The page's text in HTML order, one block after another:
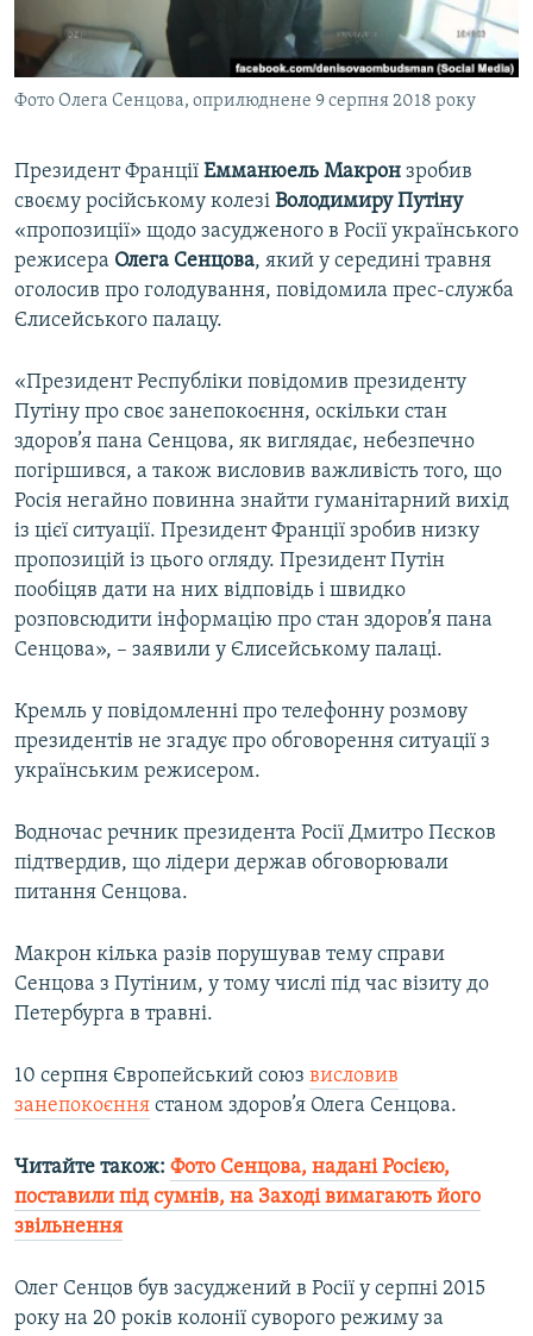
ВІДЕОУРОКИ «ELIFBE»
СВІДЧЕННЯ ОКУПАЦІЇ
УКРАЇНСЬКА ПРОБЛЕМА КРИМУ
Русский
Qırımtatar
Усі сайти RFE/RL
Фото Олега Сенцова, оприлюднене 9 серпня 2018 року
Президент Франції Емманюель Макрон зробив
своєму російському колезі Володимиру Путіну
«пропозиції» щодо засудженого в Росії українського
режисера Олега Сенцова, який у середині травня
оголосив про голодування, повідомила прес-служба
Єлисейського палацу.
«Президент Республіки повідомив президенту
Путіну про своє занепокоєння, оскільки стан
здоров’я пана Сенцова, як виглядає, небезпечно
погіршився, а також висловив важливість того, що
Росія негайно повинна знайти гуманітарний вихід
із цієї ситуації. Президент Франції зробив низку
пропозицій із цього огляду. Президент Путін
пообіцяв дати на них відповідь і швидко
розповсюдити інформацію про стан здоров’я пана
Сенцова», – заявили у Єлисейському палаці.
Кремль у повідомленні про телефонну розмову
президентів не згадує про обговорення ситуації з
українським режисером.
Водночас речник президента Росії Дмитро Пєсков
підтвердив, що лідери держав обговорювали
питання Сенцова.
Макрон кілька разів порушував тему справи
Сенцова з Путіним, у тому числі під час візиту до
Петербурга в травні.
10 серпня Європейський союз висловив
занепокоєння станом здоров’я Олега Сенцова.
Читайте також: Фото Сенцова, надані Росією,
поставили під сумнів, на Заході вимагають його
звільнення
Олег Сенцов був засуджений в Росії у серпні 2015
року на 20 років колонії суворого режиму за